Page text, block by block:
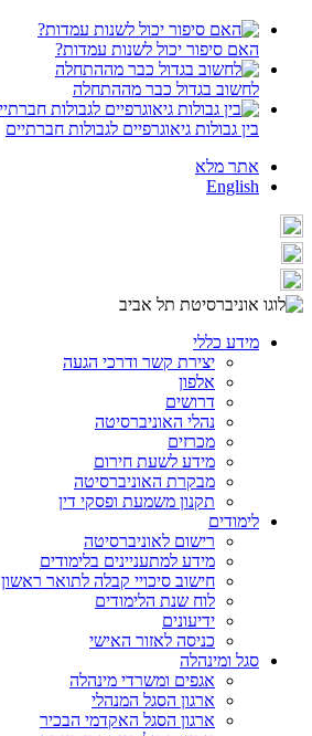
האם סיפור יכול לשנות עמדות?
לחשוב בגדול כבר מההתחלה
בין גבולות גיאוגרפיים לגבולות חברתיים
אתר מלא
English
מידע כללי
יצירת קשר ודרכי הגעה
אלפון
דרושים
נהלי האוניברסיטה
מכרזים
מידע לשעת חירום
מבקרת האוניברסיטה
תקנון משמעת ופסקי דין
לימודים
רישום לאוניברסיטה
מידע למתעניינים בלימודים
חישוב סיכויי קבלה לתואר ראשון
לוח שנת הלימודים
ידיעונים
כניסה לאזור האישי
סגל ומינהלה
אגפים ומשרדי מינהלה
ארגון הסגל המנהלי
ארגון הסגל האקדמי הבכיר